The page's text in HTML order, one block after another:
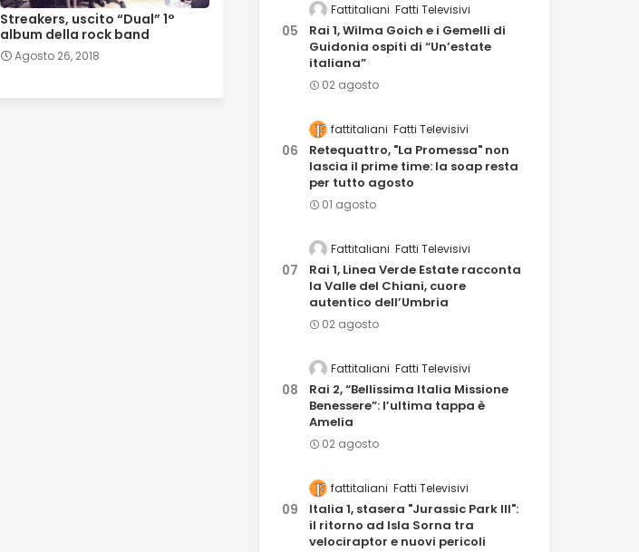
Streakers, uscito “Dual” 1°
album della rock band
Agosto 26, 2018
Fattitaliani Fatti Televisivi
Rai 1, Wilma Goich e i Gemelli di
Guidonia ospiti di “Un’estate
italiana”
02 agosto
fattitaliani Fatti Televisivi
Retequattro, "La Promessa" non
lascia il prime time: la soap resta
per tutto agosto
01 agosto
Fattitaliani Fatti Televisivi
Rai 1, Linea Verde Estate racconta
la Valle del Chiani, cuore
autentico dell’Umbria
02 agosto
Fattitaliani Fatti Televisivi
Rai 2, “Bellissima Italia Missione
Benessere”: l’ultima tappa è
Amelia
02 agosto
fattitaliani Fatti Televisivi
Italia 1, stasera "Jurassic Park III":
il ritorno ad Isla Sorna tra
velociraptor e nuovi pericoli